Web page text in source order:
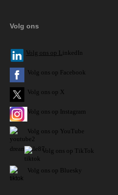
Volg ons
Volg ons op L inkedIn
Volg ons op Facebook
Volg ons op X
Volg ons op Instagram
Volg ons op YouTube
Volg ons op TikTok
Volg ons op Bluesky